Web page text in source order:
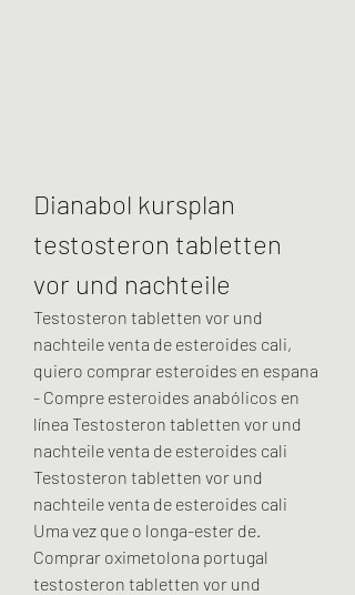
Dianabol kursplan
testosteron tabletten
vor und nachteile
Testosteron tabletten vor und
nachteile venta de esteroides cali,
quiero comprar esteroides en espana
- Compre esteroides anabólicos en
línea Testosteron tabletten vor und
nachteile venta de esteroides cali
Testosteron tabletten vor und
nachteile venta de esteroides cali
Uma vez que o longa-ester de.
Comprar oximetolona portugal
testosteron tabletten vor und